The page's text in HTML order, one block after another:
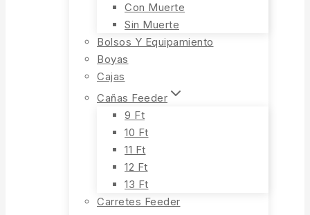
Con Muerte
Sin Muerte
Bolsos Y Equipamiento
Boyas
Cajas
Cañas Feeder
9 Ft
10 Ft
11 Ft
12 Ft
13 Ft
Carretes Feeder